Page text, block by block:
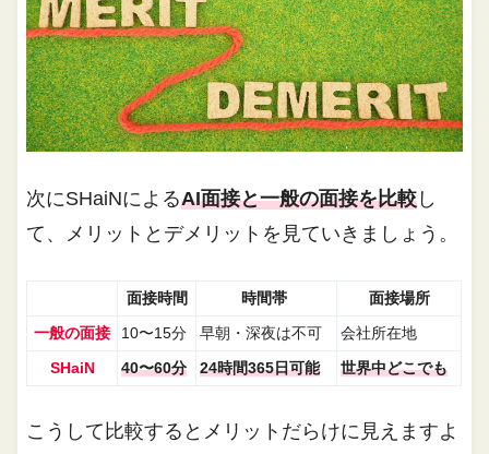
次にSHaiNによるAI面接と一般の面接を比較 し
て、メリットとデメリットを見ていきましょう。
面接時間 時間帯
面接場所
一般の面接
10〜15分 早朝・深夜は不可
会社所在地
SHaiN
40〜60分 24時間365日可能 世界中どこでも
こうして比較するとメリットだらけに見えますよ